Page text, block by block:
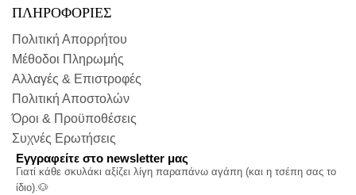
ΠΛΗΡΟΦΟΡΙΕΣ
Πολιτική Απορρήτου
Μέθοδοι Πληρωμής
Αλλαγές & Επιστροφές
Πολιτική Αποστολών
Όροι & Προϋποθέσεις
Συχνές Ερωτήσεις
Εγγραφείτε στο newsletter μας
Γιατί κάθε σκυλάκι αξίζει λίγη παραπάνω αγάπη (και η τσέπη σας το
ίδιο).🐶